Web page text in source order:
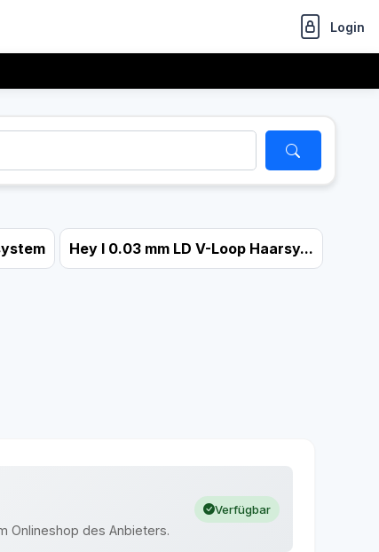
Login
Hey I 0.03 mm LD V-Loop Haarsy...
Onlineshop des Anbieters.
Verfügbar